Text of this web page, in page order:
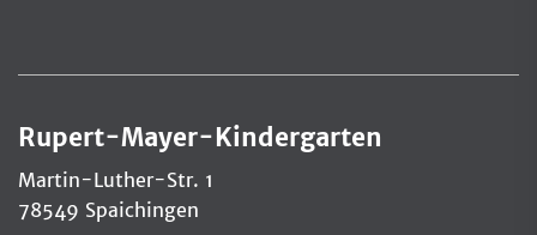
Rupert-Mayer-Kindergarten
Martin-Luther-Str. 1
78549 Spaichingen